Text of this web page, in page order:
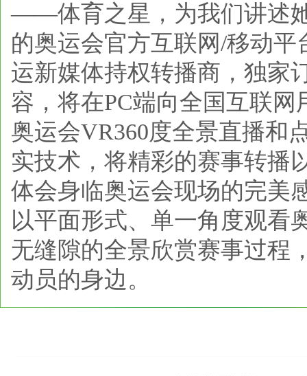
——体育之星，为我们讲述
的奥运会官方互联网/移动
运新媒体持权转播商，独家
容，将在PC端向全国互联
奥运会VR360度全景直播和
实技术，将精彩的赛事转播
体会身临奥运会现场的完美
以平面形式、单一角度观看
无缝隙的全景欣赏赛事过程
动员的身边。